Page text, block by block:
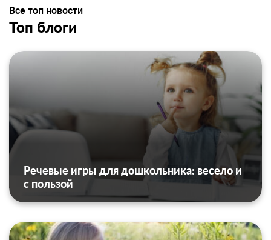
Все топ новости
Топ блоги
Речевые игры для дошкольника: весело и
с пользой